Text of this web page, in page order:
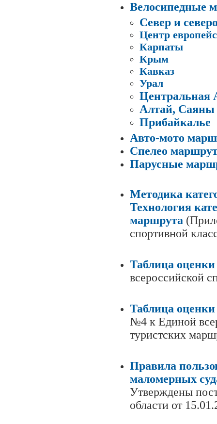
Велосипедные
Север и
Центр
Карпаты
Крым
Кавказ
Урал
Центральная
Алтай, Саяны
Прибайкалье
Авто-мото
Спелео
Парусные
Методика
Технология
маршрута
спортивной
Таблица оценки
всероссийской
Таблица
№4 к Единой
туристских
Правила
маломерных
Утверждены
области от